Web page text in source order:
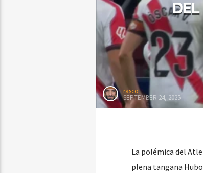
rasco
SEPTEMBER 24, 2025
La polémica del
plena tangana